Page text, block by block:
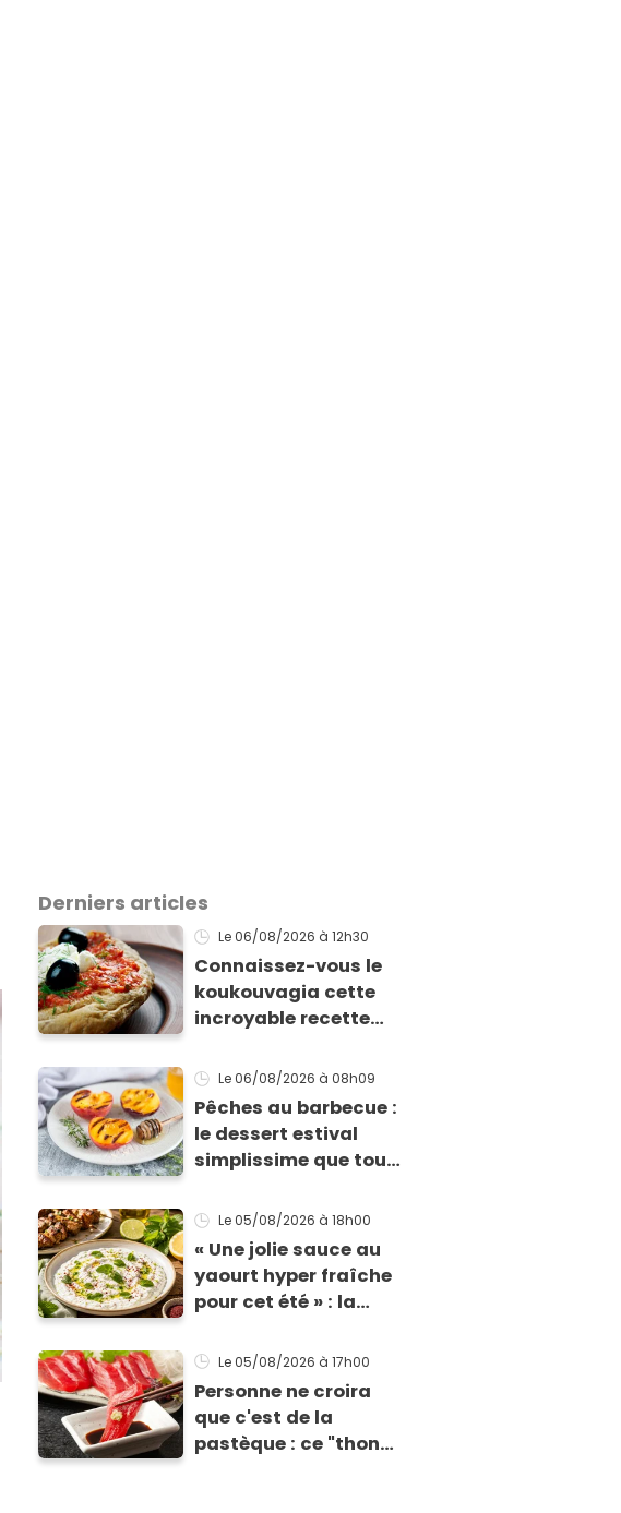
Derniers articles
Le 06/08/2026 à 12h30
Connaissez-vous le
koukouvagia cette
incroyable recette
pain rassis et de
tomates
Le 06/08/2026 à 08h09
Pêches au barbecue :
le dessert estival
simplissime que tous
réclamer
Le 05/08/2026 à 18h00
« Une jolie sauce au
yaourt hyper fraîche
pour cet été » : la
chef Éric Frechon
pour accompagner
vos grillades
Le 05/08/2026 à 17h00
Personne ne croira
que c'est de la
pastèque : ce "thon"